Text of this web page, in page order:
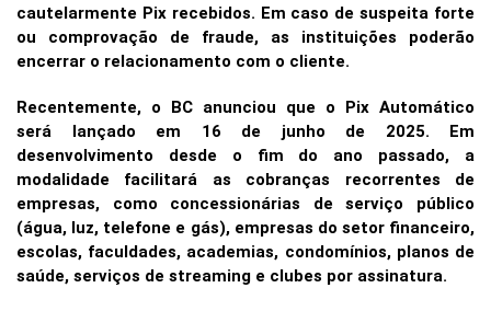
cautelarmente Pix recebidos. Em caso de suspeita forte
ou comprovação de fraude, as instituições poderão
encerrar o relacionamento com o cliente.
Recentemente, o BC anunciou que o Pix Automático
será lançado em 16 de junho de 2025. Em
desenvolvimento desde o fim do ano passado, a
modalidade facilitará as cobranças recorrentes de
empresas, como concessionárias de serviço público
(água, luz, telefone e gás), empresas do setor financeiro,
escolas, faculdades, academias, condomínios, planos de
saúde, serviços de streaming e clubes por assinatura.